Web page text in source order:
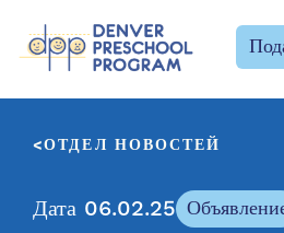
ОТДЕЛ НОВОСТЕЙ
Дата 06.02.25